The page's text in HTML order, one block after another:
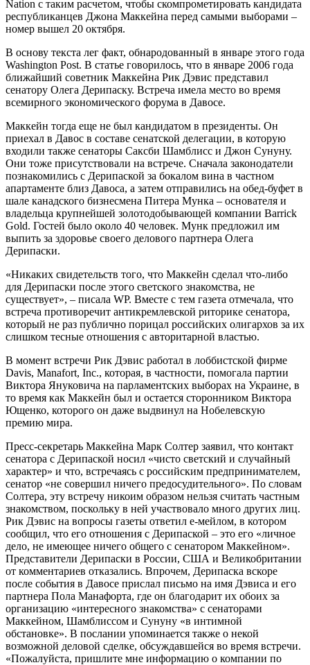
Nation с таким расчетом, чтобы скомпрометировать кандидата
республиканцев Джона Маккейна перед самыми выборами –
номер вышел 20 октября.
В основу текста лег факт, обнародованный в январе этого года
Washington Post. В статье говорилось, что в январе 2006 года
ближайший советник Маккейна Рик Дэвис представил
сенатору Олега Дерипаску. Встреча имела место во время
всемирного экономического форума в Давосе.
Маккейн тогда еще не был кандидатом в президенты. Он
приехал в Давос в составе сенатской делегации, в которую
входили также сенаторы Саксби Шамблисс и Джон Сунуну.
Они тоже присутствовали на встрече. Сначала законодатели
познакомились с Дерипаской за бокалом вина в частном
апартаменте близ Давоса, а затем отправились на обед-буфет в
шале канадского бизнесмена Питера Мунка – основателя и
владельца крупнейшей золотодобывающей компании Barrick
Gold. Гостей было около 40 человек. Мунк предложил им
выпить за здоровье своего делового партнера Олега
Дерипаски.
«Никаких свидетельств того, что Маккейн сделал что-либо
для Дерипаски после этого светского знакомства, не
существует», – писала WP. Вместе с тем газета отмечала, что
встреча противоречит антикремлевской риторике сенатора,
который не раз публично порицал российских олигархов за их
слишком тесные отношения с авторитарной властью.
В момент встречи Рик Дэвис работал в лоббистской фирме
Davis, Manafort, Inc., которая, в частности, помогала партии
Виктора Януковича на парламентских выборах на Украине, в
то время как Маккейн был и остается сторонником Виктора
Ющенко, которого он даже выдвинул на Нобелевскую
премию мира.
Пресс-секретарь Маккейна Марк Солтер заявил, что контакт
сенатора с Дерипаской носил «чисто светский и случайный
характер» и что, встречаясь с российским предпринимателем,
сенатор «не совершил ничего предосудительного». По словам
Солтера, эту встречу никоим образом нельзя считать частным
знакомством, поскольку в ней участвовало много других лиц.
Рик Дэвис на вопросы газеты ответил е-мейлом, в котором
сообщил, что его отношения с Дерипаской – это его «личное
дело, не имеющее ничего общего с сенатором Маккейном».
Представители Дерипаски в России, США и Великобритании
от комментариев отказались. Впрочем, Дерипаска вскоре
после события в Давосе прислал письмо на имя Дэвиса и его
партнера Пола Манафорта, где он благодарит их обоих за
организацию «интересного знакомства» с сенаторами
Маккейном, Шамблиссом и Сунуну «в интимной
обстановке». В послании упоминается также о некой
возможной деловой сделке, обсуждавшейся во время встречи.
«Пожалуйста, пришлите мне информацию о компании по